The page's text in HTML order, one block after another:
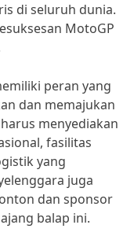
di seluruh dunia.
MotoGP
peran yang
dan memajukan
menyediakan
fasilitas
yang
juga
dan sponsor
balap ini.